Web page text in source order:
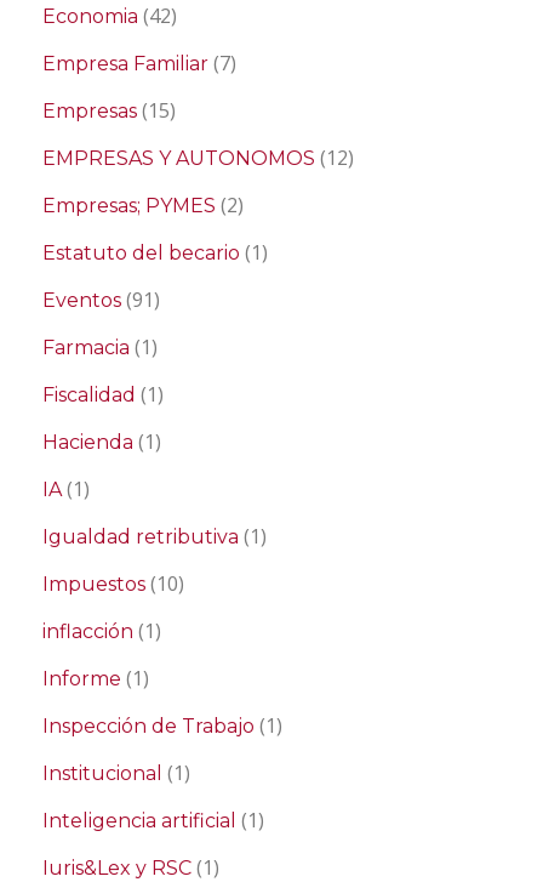
Economia (42)
Empresa Familiar (7)
Empresas (15)
EMPRESAS Y AUTONOMOS (12)
Empresas; PYMES (2)
Estatuto del becario (1)
Eventos (91)
Farmacia (1)
Fiscalidad (1)
Hacienda (1)
IA(1)
Igualdad retributiva (1)
Impuestos (10)
inflacción (1)
Informe (1)
Inspección de Trabajo (1)
Institucional (1)
Inteligencia artificial (1)
Iuris&Lex y RSC (1)